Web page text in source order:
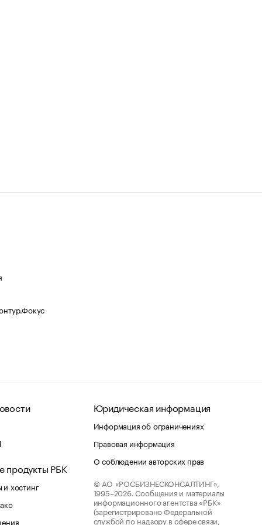
продукты РБК
хостинг
Юридическая информация
Информация об ограничениях
Правовая информация
О соблюдении авторских прав
© АО «РОСБИЗНЕСКОНСАЛТИНГ»,
1995–2026. Сообщения и материалы
информационного агентства «РБК»
(зарегистрировано Федеральной
службой по надзору в сфере связи,